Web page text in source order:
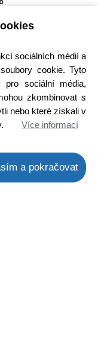
sociálních médií a
cookie. Tyto
pro sociální média,
zkombinovat s
nebo které získali v
Více informací
a pokračovat